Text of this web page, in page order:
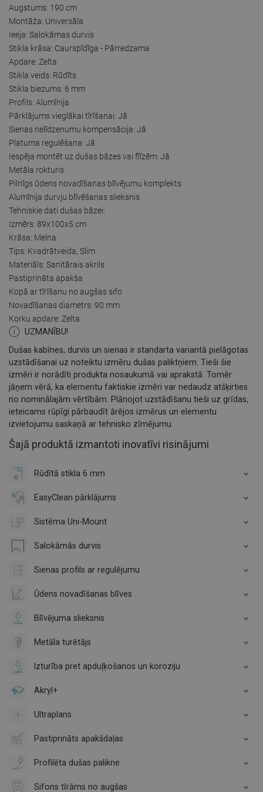
Augstums: 190 cm
Montāža: Universāla
Ieeja: Salokāmas durvis
Stikla krāsa: Caurspīdīga - Pārredzama
Apdare: Zelta
Stikla veids: Rūdīts
Stikla biezums: 6 mm
Profils: Alumīnija
Pārklājums vieglākai tīrīšanai: Jā
Sienas nelīdzenumu kompensācija: Jā
Platuma regulēšana: Jā
Iespēja montēt uz dušas bāzes vai flīzēm: Jā
Metāla rokturis
Pilnīgs ūdens novadīšanas blīvējumu komplekts
Alumīnija durvju blīvēšanas slieksnis
Tehniskie dati dušas bāzei:
Izmērs: 89x100x5 cm
Krāsa: Melna
Tips: Kvadrātveida, Slim
Materiāls: Sanitārais akrils
Pastiprināta apakša
Kopā ar tīrīšanu no augšas sifo
Novadīšanas diametrs: 90 mm
Korku apdare: Zelta
UZMANĪBU!
Dušas kabīnes, durvis un sienas ir standarta variantā pielāgotas
uzstādīšanai uz noteiktu izmēru dušas paliktņiem. Tieši šie
izmēri ir norādīti produkta nosaukumā vai aprakstā. Tomēr
jāņem vērā, ka elementu faktiskie izmēri var nedaudz atšķirties
no nominālajām vērtībām. Plānojot uzstādīšanu tieši uz grīdas,
ieteicams rūpīgi pārbaudīt ārējos izmērus un elementu
izvietojumu saskaņā ar tehnisko zīmējumu.
Šajā produktā izmantoti inovatīvi risinājumi
Rūdītā stikla 6 mm
EasyClean pārklājums
Sistēma Uni-Mount
Salokāmās durvis
Sienas profils ar regulējumu
Ūdens novadīšanas blīves
Blīvējuma slieksnis
Metāla turētājs
Izturība pret apduļķošanos un koroziju
Akryl+
Ultraplans
Pastiprināts apakšdaļas
Profilēta dušas palikne
Sifons tīrāms no augšas